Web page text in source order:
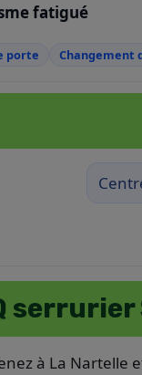
fatigué
porte Changement
à La Nartelle